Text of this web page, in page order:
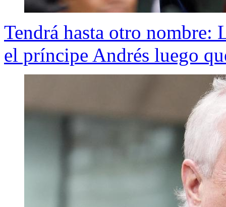
Tendrá hasta otro nombre:
el príncipe Andrés luego